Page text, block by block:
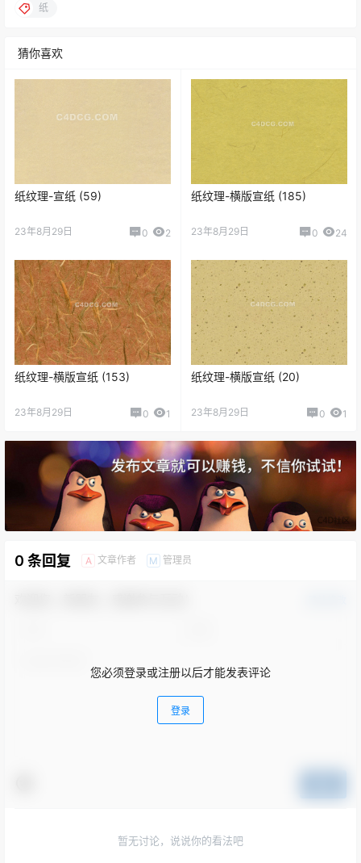
纸
猜你喜欢
纸纹理-宣纸 (59)
23年8月29日 0 2
纸纹理-横版宣纸 (185)
23年8月29日 0 24
纸纹理-横版宣纸 (153)
23年8月29日 0 1
纸纹理-横版宣纸 (20)
23年8月29日 0 1
0 条回复 A 文章作者 M 管理员
您必须登录或注册以后才能发表评论
登录
暂无讨论，说说你的看法吧